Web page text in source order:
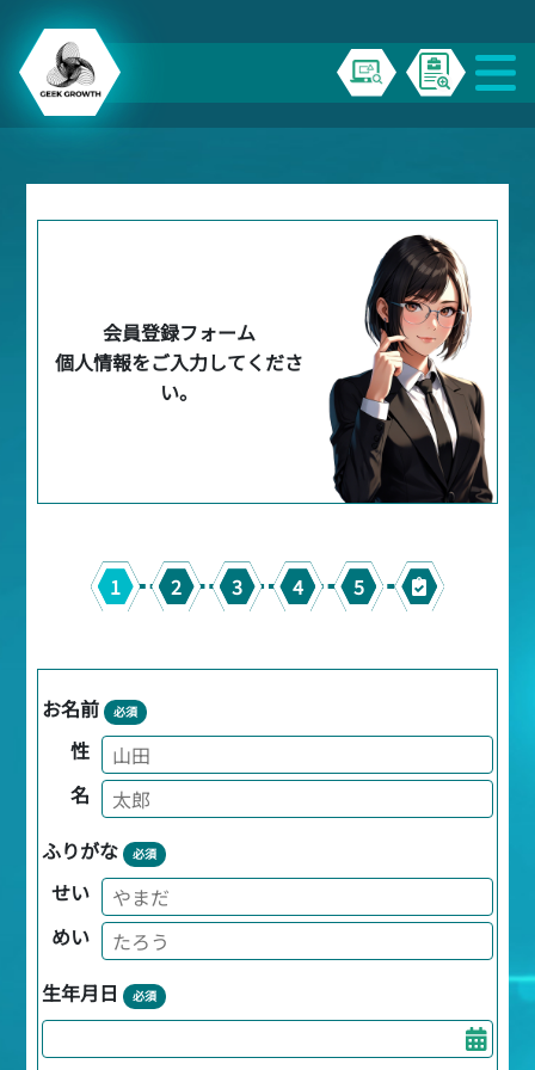
会員登録フォーム
個人情報をご入力してくださ
い。
1 2 3 4 5
お名前 必須
性
名
ふりがな 必須
せい
めい
生年月日 必須